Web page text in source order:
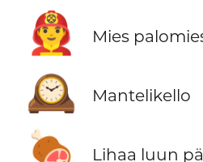
👨‍🚒 Mies
🕰️ Mantelikello
🍖 Lihaa luun